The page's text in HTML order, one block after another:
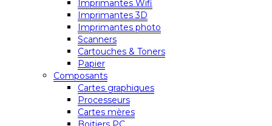
Imprimantes Wifi
Imprimantes 3D
Imprimantes photo
Scanners
Cartouches & Toners
Papier
Composants
Cartes graphiques
Processeurs
Cartes mères